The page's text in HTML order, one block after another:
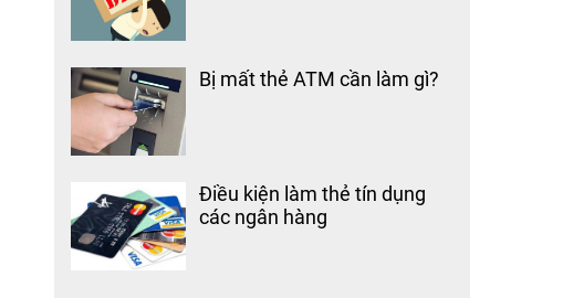
Bị mất thẻ ATM cần làm gì?
Điều kiện làm thẻ tín dụng
các ngân hàng